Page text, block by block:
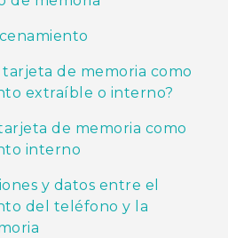
HTC
tarjeta de memoria como
extraíble o interno?
de memoria como
interno
y datos entre el
del teléfono y la